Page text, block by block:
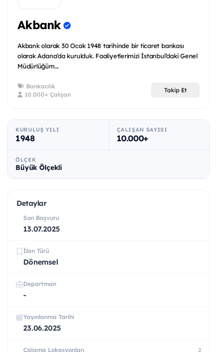
Akbank
Akbank olarak 30 Ocak 1948 tarihinde bir ticaret bankası
olarak Adana’da kurulduk. Faaliyetlerimizi İstanbul’daki Genel
Müdürlüğüm...
Bankacılık
10.000+ Çalışan
Takip Et
KURULUŞ YILI
1948
ÇALIŞAN SAYISI
10.000+
ÖLÇEK
Büyük Ölçekli
Detaylar
Son Başvuru
13.07.2025
İlan Türü
Dönemsel
Departman
-
Yayınlanma Tarihi
23.06.2025
Çalışma Lokasyonları 2